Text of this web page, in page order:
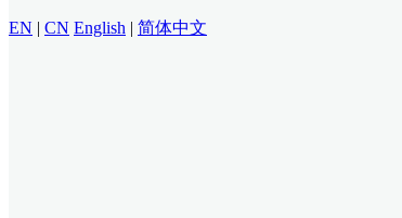
EN | CN English | 简体中文